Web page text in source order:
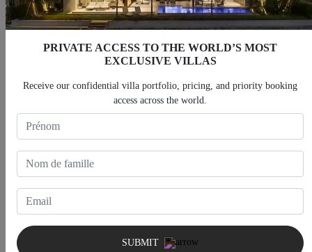
Piscine
Système de sécurité domestique
Cave à vin
PRIVATE ACCESS TO THE WORLD’S MOST
EXCLUSIVE VILLAS
Receive our confidential villa portfolio, pricing, and priority booking
access across the world.
SUBMIT